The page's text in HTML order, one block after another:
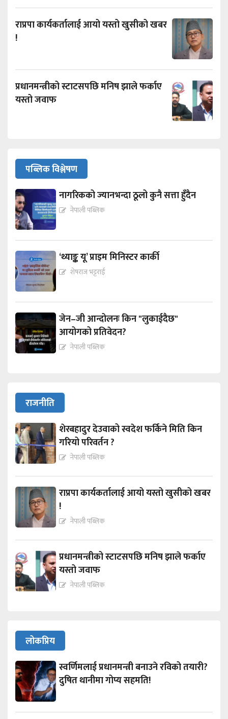
राप्रपा कार्यकर्तालाई आयो यस्तो खुसीको खबर
!
प्रधानमन्त्रीको स्टाटसपछि मनिष झाले फर्काए
यस्तो जवाफ
पब्लिक विश्लेषण
नागरिकको ज्यानभन्दा ठूलो कुनै सत्ता हुँदैन
नेपाली पब्लिक
‘थ्याङ्क यू’ प्राइम मिनिस्टर कार्की
शेषराज भट्टराई
जेन–जी आन्दोलनः किन "लुकाईदैछ"
आयोगको प्रतिवेदन?
नेपाली पब्लिक
राजनीति
शेरबहादुर देउवाको स्वदेश फर्किने मिति किन
गरियो परिवर्तन ?
नेपाली पब्लिक
राप्रपा कार्यकर्तालाई आयो यस्तो खुसीको खबर
!
नेपाली पब्लिक
प्रधानमन्त्रीको स्टाटसपछि मनिष झाले फर्काए
यस्तो जवाफ
नेपाली पब्लिक
लोकप्रिय
स्वर्णिमलाई प्रधानमन्त्री बनाउने रविको तयारी?
दुषित थानीमा गोप्य सहमति!